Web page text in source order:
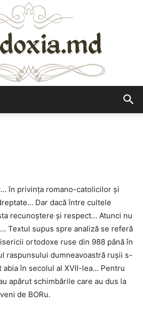
în privinţa romano-catolicilor şi
Dar dacă între cultele
recunoştere şi respect… Atunci nu
Textul supus spre analiză se referă
ortodoxe ruse din 988 până în
raspunsului dumneavoastră rușii s-
în secolul al XVII-lea… Pentru
apărut schimbările care au dus la
de BORu.